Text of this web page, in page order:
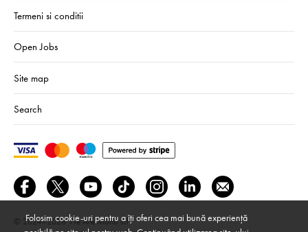
Termeni si conditii
Open Jobs
Site map
Search
© 2024–2026 We Are Mono srl
Folosim cookie-uri pentru a îți oferi cea mai bună experiență